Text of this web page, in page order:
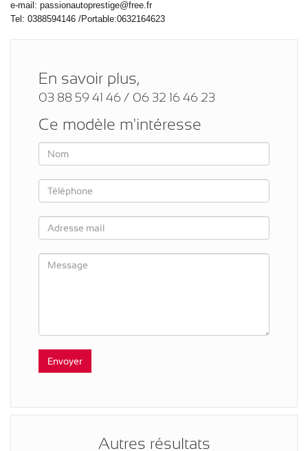
e-mail: passionautoprestige@free.fr
Tel: 0388594146 /Portable:0632164623
En savoir plus,
03 88 59 41 46 / 06 32 16 46 23
Ce modèle m'intéresse
Autres résultats